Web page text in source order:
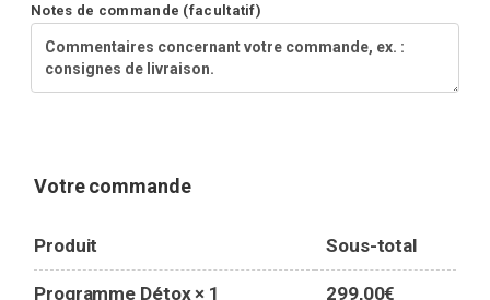
Notes de commande (facultatif)
Votre commande
Produit Sous-total
Programme Détox× 1 299,00€